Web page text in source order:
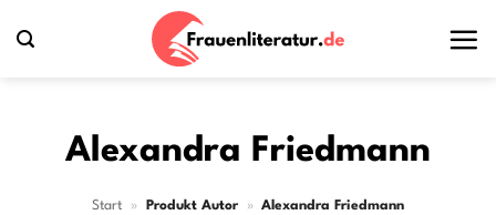
Inhalt
Alexandra Friedmann
Start » Produkt Autor » Alexandra Friedmann